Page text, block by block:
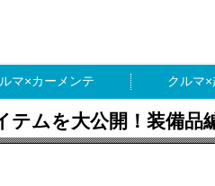
カーメンテ
テムを大公開！装備品